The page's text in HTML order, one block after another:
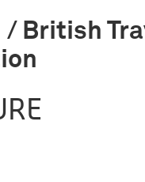
/ British